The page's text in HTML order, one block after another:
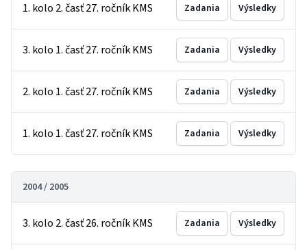
1. kolo 2. časť 27. ročník KMS Zadania Výsledky
3. kolo 1. časť 27. ročník KMS Zadania Výsledky
2. kolo 1. časť 27. ročník KMS Zadania Výsledky
1. kolo 1. časť 27. ročník KMS Zadania Výsledky
2004 / 2005
3. kolo 2. časť 26. ročník KMS Zadania Výsledky